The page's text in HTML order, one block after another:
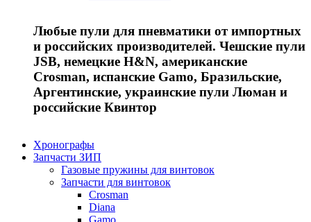
Любые пули для пневматики от импортных
и российских производителей. Чешские пули
JSB, немецкие H&N, американские
Crosman, испанские Gamo, Бразильские,
Аргентинские, украинские пули Люман и
российские Квинтор
Хронографы
Запчасти ЗИП
Газовые пружины для винтовок
Запчасти для винтовок
Crosman
Diana
Gamo